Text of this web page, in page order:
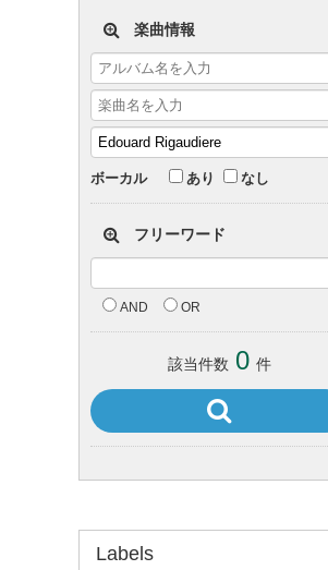
楽曲情報
ボーカル あり なし
フリーワード
AND OR
該当件数 0 件
Labels